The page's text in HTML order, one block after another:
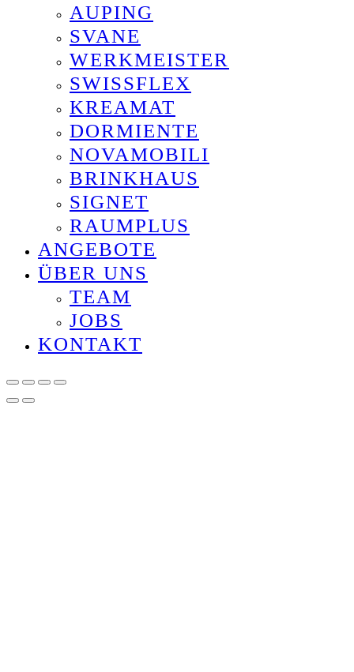
AUPING
SVANE
WERKMEISTER
SWISSFLEX
KREAMAT
DORMIENTE
NOVAMOBILI
BRINKHAUS
SIGNET
RAUMPLUS
ANGEBOTE
ÜBER UNS
TEAM
JOBS
KONTAKT